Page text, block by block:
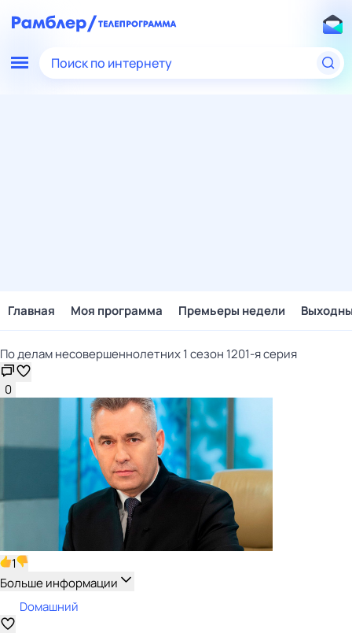
Поиск по интернету
Главная Моя программа Премьеры недели
По делам несовершеннолетних 1 сезон 1201-я серия
0
1
Больше информации
Dомашний